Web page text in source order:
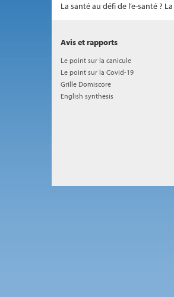
La santé au défi de l’e-santé ?
Avis et rapports
Le point sur la canicule
Le point sur la Covid-19
Grille Domiscore
English synthesis